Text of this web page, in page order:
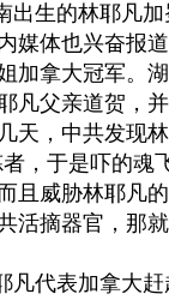
出生的林耶凡
媒体也兴奋报
加拿大冠军。
凡父亲道贺，
天，中共发现
，于是吓的魂
且威胁林耶凡
活摘器官，那就
凡代表加拿大